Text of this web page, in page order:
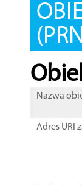
Nazwa
Adres URI